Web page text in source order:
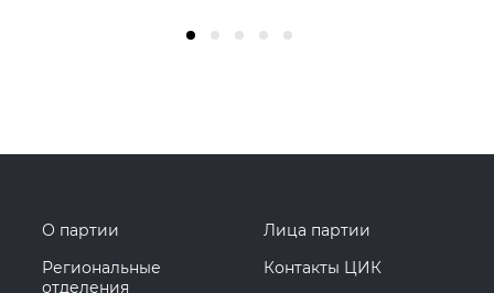
О партии
Лица партии
Региональные
отделения
Контакты ЦИК